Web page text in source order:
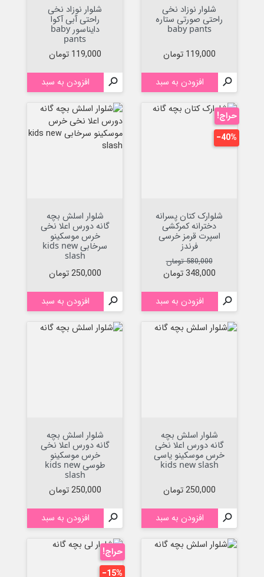
شلوار نوزاد نخی
راحتی صورتی ستاره
baby pants
قیمت
119,000 تومان
 افزودن به سبد
شلوار نوزاد نخی
راحتی آبی آکوا
دایناسور baby
pants
قیمت
119,000 تومان
 افزودن به سبد
شلوارک کتان پسرانه
دخترانه کمرکشی
اسپرت قرمز خرسی
فرندز
قیمت عادی
580,000 تومان
قیمت
348,000 تومان
 افزودن به سبد
حراج!
‎−40%
شلوار اسلش بچه
گانه دورس اعلا نخی
خرس موسکینو
سرخابی kids new
slash
قیمت
250,000 تومان
 افزودن به سبد
شلوار اسلش بچه
گانه دورس اعلا نخی
خرس موسکینو یاسی
kids new slash
قیمت
250,000 تومان
 افزودن به سبد
شلوار اسلش بچه
گانه دورس اعلا نخی
خرس موسکینو
طوسی kids new
slash
قیمت
250,000 تومان
 افزودن به سبد
حراج!
‎−15%